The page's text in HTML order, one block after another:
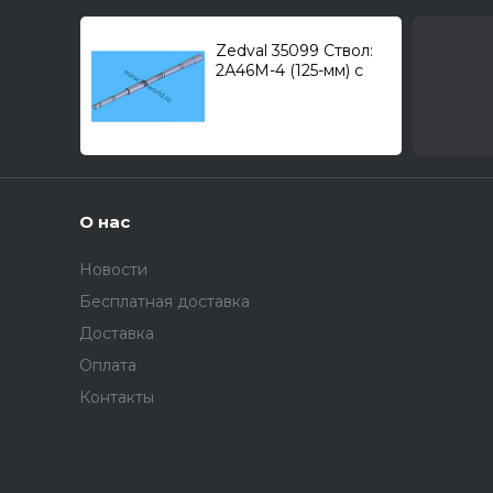
Zedval 35099 Ствол:
2А46М-4 (125-мм) с
О нас
Новости
Бесплатная доставка
Доставка
Оплата
Контакты